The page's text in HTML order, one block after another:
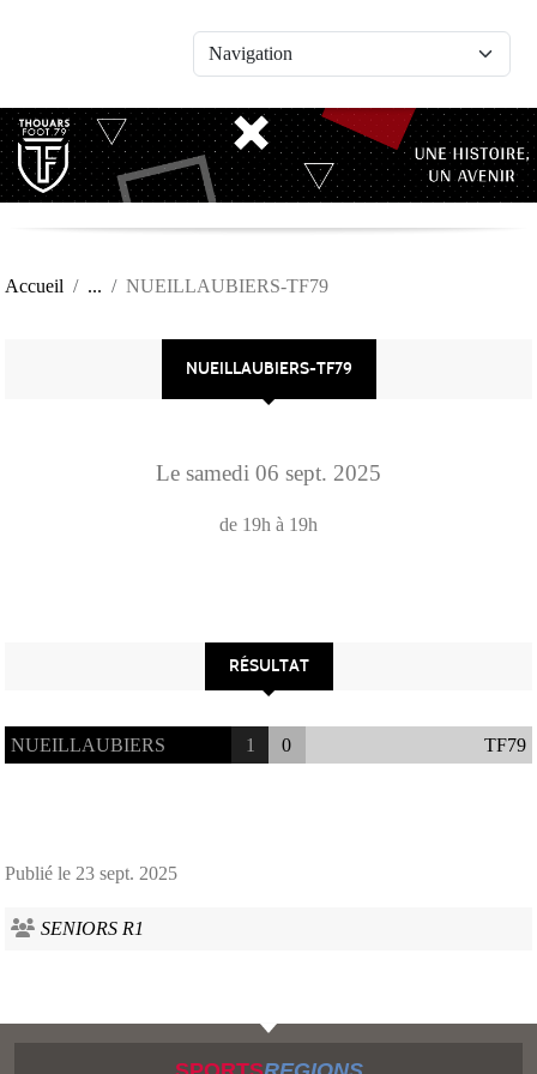
Accueil NUEILLAUBIERS-TF79
NUEILLAUBIERS-TF79
Le samedi 06 sept. 2025
de 19h à 19h
RÉSULTAT
NUEILLAUBIERS 1 0 TF79
Publié le 23 sept. 2025
SENIORS R1